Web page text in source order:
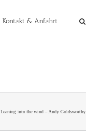
Kontakt & Anfahrt
Leaning into the wind – Andy Goldsworthy